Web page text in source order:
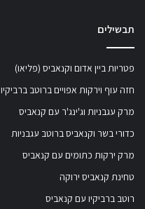
תבשילים
פטריות ביין אדום וקנאביס (פליאו)
חזה עוף וירקות אפויים ברוטב ברביקיו
מרק עגבניות וג'ינג'ר עם קנאביס
כדורי בשר וקנאביס ברוטב עגבניות
מרק ירקות כתומים עם קנאביס
טחינת קנאביס ירוקה
רוטב ברביקיו עם קנאביס